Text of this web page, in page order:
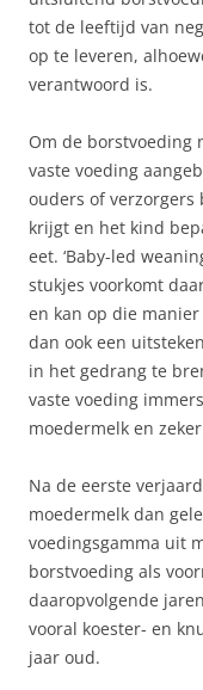
tot de leeftijd van
op te leveren,
verantwoord is.
Om de borstvoeding
vaste voeding
ouders of verzorgers
krijgt en het kind
eet. ‘Baby-led
stukjes voorkomt
en kan op die
dan ook een
in het gedrang te
vaste voeding
moedermelk en
Na de eerste
moedermelk dan
voedingsgamma uit
borstvoeding als
daaropvolgende
vooral koester- en
jaar oud.